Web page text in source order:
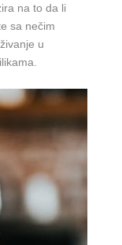
na to da li
sa nečim
u